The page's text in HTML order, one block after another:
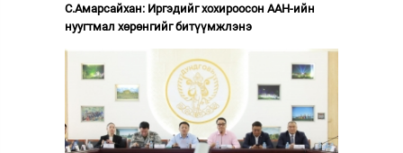
С.Амарсайхан: Иргэдийг хохироосон ААН-ийн
нуугтмал хөрөнгийг битүүмжлэнэ